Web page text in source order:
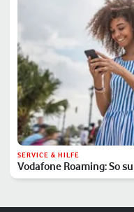
SERVICE & HILFE
Vodafone Roaming: So